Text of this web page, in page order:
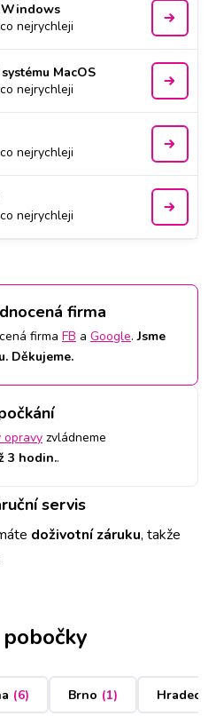
co nejrychleji
MacOS
co nejrychleji
co nejrychleji
co nejrychleji
firma
firma FB a Google.Jsme
Děkujeme.
opravy zvládneme
3 hodin..
servis
doživotní záruku, takže
pobočky
(6) Brno (1) Hradec